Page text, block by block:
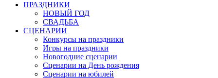
ПРАЗДНИКИ
НОВЫЙ ГОД
СВАДЬБА
СЦЕНАРИИ
Конкурсы на праздники
Игры на праздники
Новогодние сценарии
Сценарии на День рождения
Сценарии на юбилей